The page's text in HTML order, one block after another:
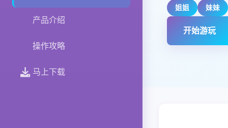
产品介绍
操作攻略
马上下载
姐姐 妹妹
开始游玩